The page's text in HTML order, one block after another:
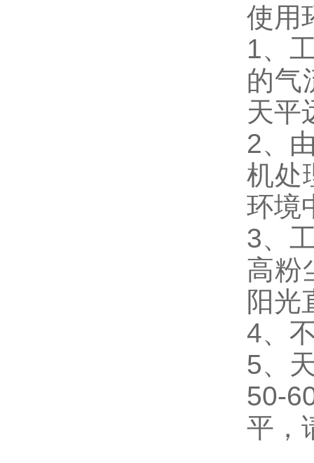
使用
1、
的气
天平
2、
机处
环境
3、
高粉
阳光
4、
5、
50-
平，